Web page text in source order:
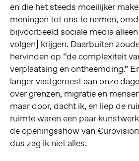
en die het steeds moeilijker
meningen tot ons te nemen,
bijvoorbeeld sociale media
volgen] krijgen. Daarbuiten
hervinden op “de complexiteit
verplaatsing en ontheemding.”
langer vastgeroest aan onze
over grenzen, migratie en
maar door, dacht ik, en liep de
ruimte waren een paar
de openingsshow van
dus zag ik niet alles.